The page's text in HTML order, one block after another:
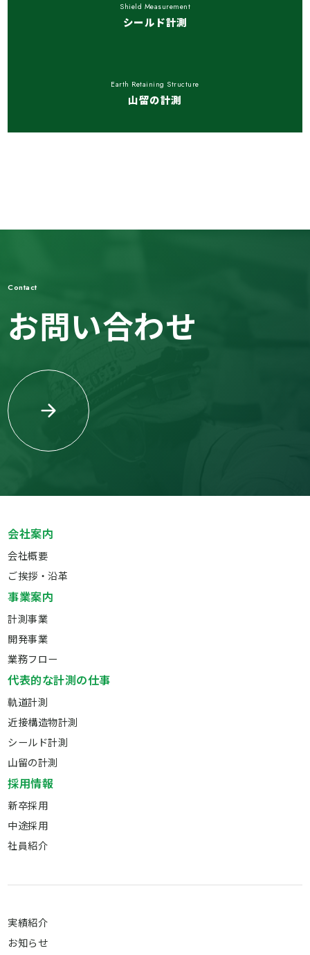
Shield Measurement
シールド計測
Earth Retaining Structure
山留の計測
Contact
お問い合わせ
会社案内
会社概要
ご挨拶・沿革
事業案内
計測事業
開発事業
業務フロー
代表的な計測の仕事
軌道計測
近接構造物計測
シールド計測
山留の計測
採用情報
新卒採用
中途採用
社員紹介
実績紹介
お知らせ